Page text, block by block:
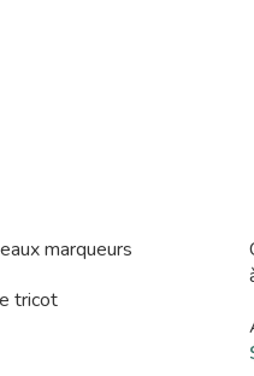
marqueurs
tricot